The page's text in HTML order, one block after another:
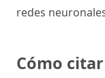
redes
Cómo citar